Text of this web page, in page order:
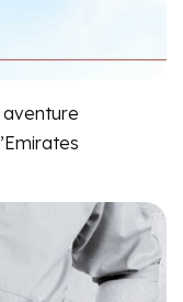
aventure